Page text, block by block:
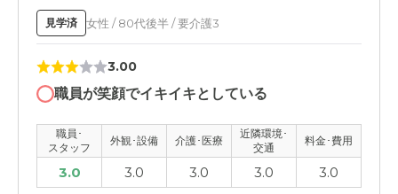
る。ただし、要介護３を超えると居続けるのは難しいと感
じる。
いつも笑顔で感じが良く親切。車椅子で通院するときに施
設の自動車で送迎していただいたり、とてもよくしてもら
っている。
外観・内装・居室・設備について
見学済 女性 / 80代後半 / 要介護3
3.00
職員が笑顔でイキイキとしている
職員･
スタッフ
外観･設備 介護･医療
近隣環境･
交通
料金･費用
3.0 3.0 3.0 3.0 3.0